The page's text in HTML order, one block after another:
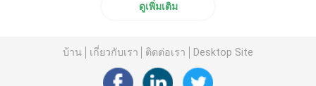
ดูเพิ่มเติม
บ้าน เกี่ยวกับเรา ติดต่อเรา Desktop Site